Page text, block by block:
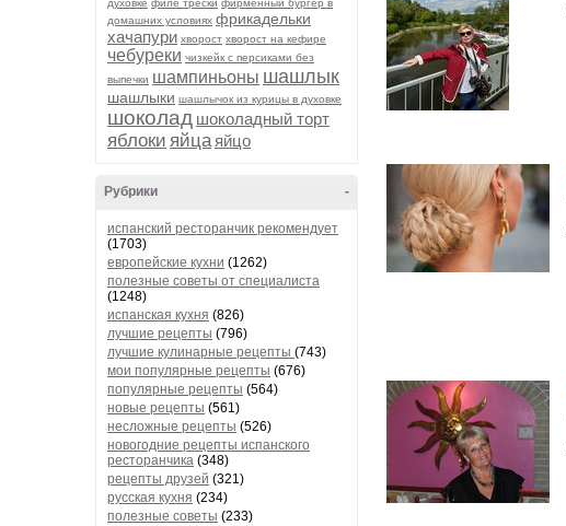
духовке филе трески фирменный бургер в
домашних условиях фрикадельки
хачапури хворост хворост на кефире
чебуреки чизкейк с персиками без
выпечки шампиньоны шашлык
шашлыки шашлычок из курицы в духовке
шоколад шоколадный торт
яблоки яйца яйцо
-
Рубрики
испанский ресторанчик рекомендует
(1703)
европейские кухни (1262)
полезные советы от специалиста
(1248)
испанская кухня (826)
лучшие рецепты (796)
лучшие кулинарные рецепты (743)
мои популярные рецепты (676)
популярные рецепты (564)
новые рецепты (561)
несложные рецепты (526)
новогодние рецепты испанского
ресторанчика (348)
рецепты друзей (321)
русская кухня (234)
полезные советы (233)